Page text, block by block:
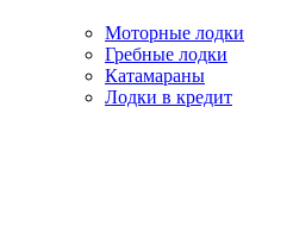
Моторные лодки
Гребные лодки
Катамараны
Лодки в кредит